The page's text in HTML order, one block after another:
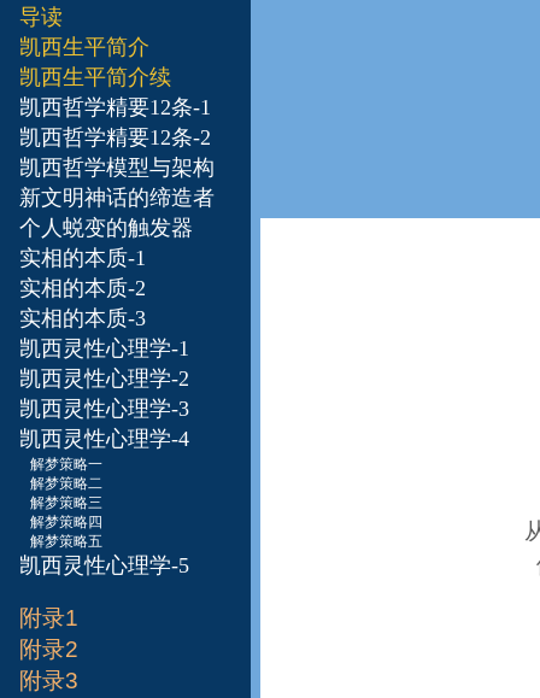
导读
凯西生平简介
凯西生平简介续
凯西哲学精要12条-1
凯西哲学精要12条-2
凯西哲学模型与架构
新文明神话的缔造者
个人蜕变的触发器
实相的本质-1
实相的本质-2
实相的本质-3
凯西灵性心理学-1
凯西灵性心理学-2
凯西灵性心理学-3
凯西灵性心理学-4
解梦策略一
解梦策略二
解梦策略三
解梦策略四
解梦策略五
凯西灵性心理学-5
附录1
附录2
附录3